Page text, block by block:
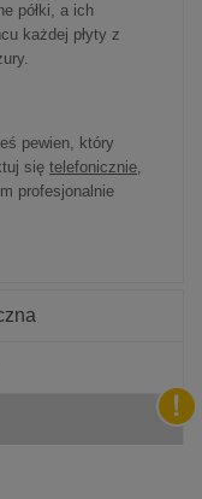
półki, a ich
każdej płyty z
pewien, który
się telefonicznie,
profesjonalnie